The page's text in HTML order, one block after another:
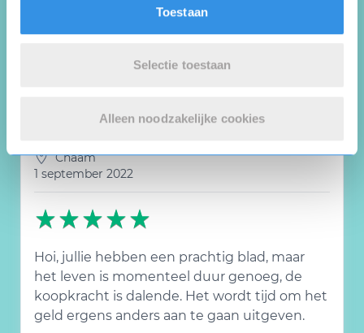
Toestaan
Selectie toestaan
Alleen noodzakelijke cookies
interessant hierbij wil ik mijn abonnement
opzeggen
Chaam
1 september 2022
Hoi, jullie hebben een prachtig blad, maar
het leven is momenteel duur genoeg, de
koopkracht is dalende. Het wordt tijd om het
geld ergens anders aan te gaan uitgeven.